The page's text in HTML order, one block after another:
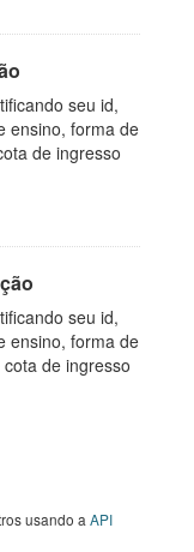
seu id,
ensino, forma de
de ingresso
seu id,
ensino, forma de
de ingresso
usando a API